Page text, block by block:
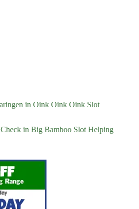
in Oink Oink Oink Slot
Check in Big Bamboo Slot Helping